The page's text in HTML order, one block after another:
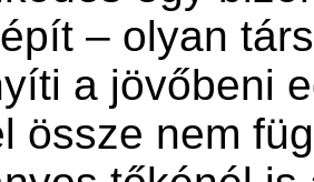
– olyan
a jövőbeni
össze nem